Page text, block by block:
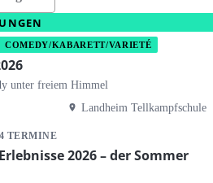
COMEDY/KABARETT/VARIETÉ
unter freiem Himmel
Landheim Tellkampfschule
TERMINE
2026 – der Sommer